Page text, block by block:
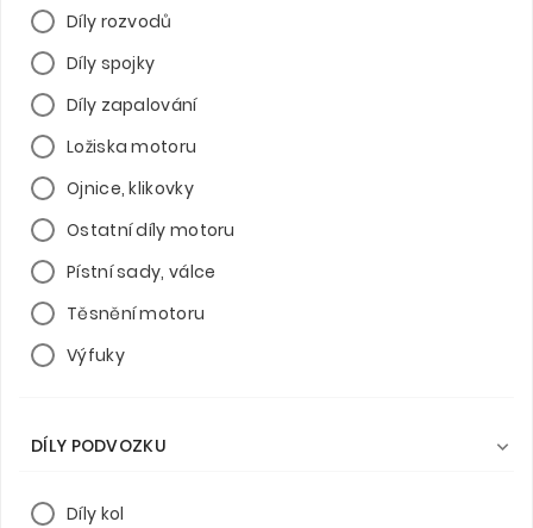
Díly rozvodů
Díly spojky
Díly zapalování
Ložiska motoru
Ojnice, klikovky
Ostatní díly motoru
Pístní sady, válce
Těsnění motoru
Výfuky
DÍLY PODVOZKU 
Díly kol